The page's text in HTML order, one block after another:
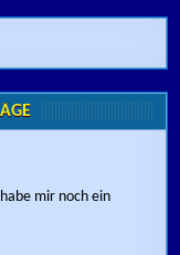
mir noch ein